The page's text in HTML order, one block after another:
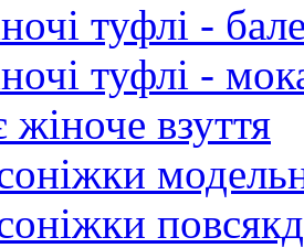
туфлі -
туфлі -
жіноче взуття